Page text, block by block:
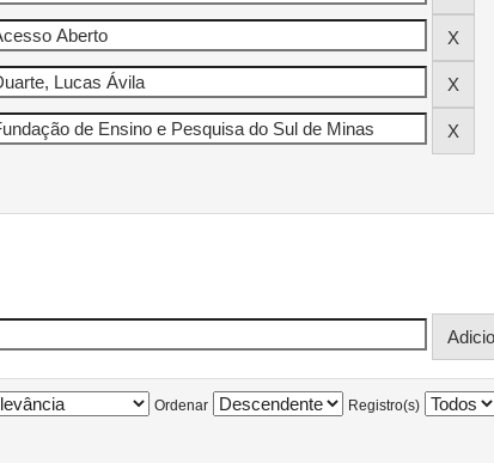
Ordenar Registro(s)